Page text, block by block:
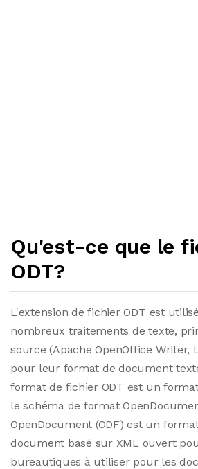
Qu'est-ce que le
ODT?
L'extension de fichier ODT est
nombreux traitements de texte,
source (Apache OpenOffice Writer,
pour leur format de document
format de fichier ODT est un
le schéma de format
OpenDocument (ODF) est un
document basé sur XML ouvert
bureautiques à utiliser pour les